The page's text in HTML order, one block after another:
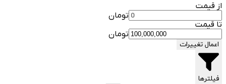
از قیمت
تومان
تا قیمت
تومان
اعمال تغییرات
فیلترها